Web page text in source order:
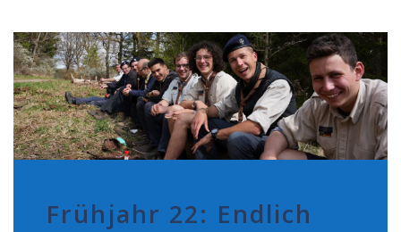
Frühjahr 22: Endlich